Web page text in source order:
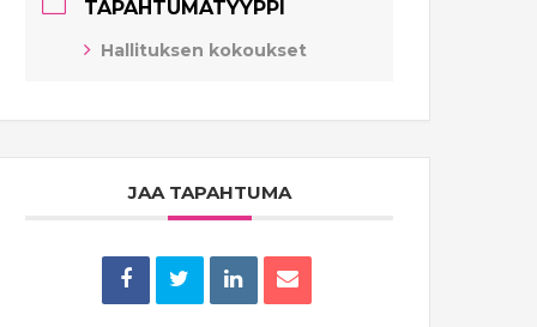
TAPAHTUMATYYPPI
Hallituksen kokoukset
JAA TAPAHTUMA